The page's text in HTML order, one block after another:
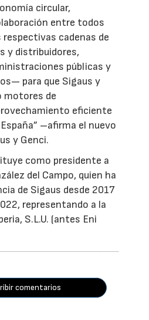
circular,
entre todos
cadenas de
y distribuidores,
públicas y
para que Sigaus y
motores de
eficiente
–afirma el nuevo
y Genci.
como presidente a
del Campo, quien ha
de Sigaus desde 2017
representando a la
S.L.U. (antes Eni
comentarios